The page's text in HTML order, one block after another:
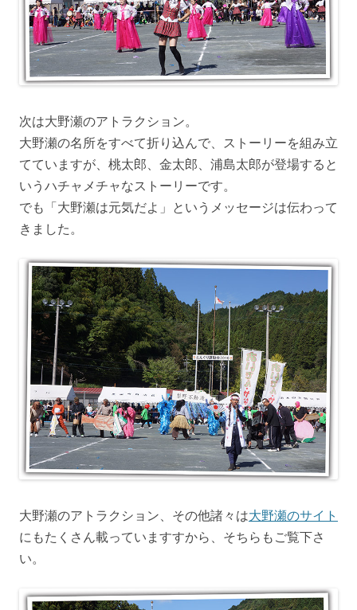
次は大野瀬のアトラクション。
大野瀬の名所をすべて折り込んで、ストーリーを組み立
てていますが、桃太郎、金太郎、浦島太郎が登場すると
いうハチャメチャなストーリーです。
でも「大野瀬は元気だよ」というメッセージは伝わって
きました。
大野瀬のアトラクション、その他諸々は大野瀬のサイト
にもたくさん載っていますすから、そちらもご覧下さ
い。